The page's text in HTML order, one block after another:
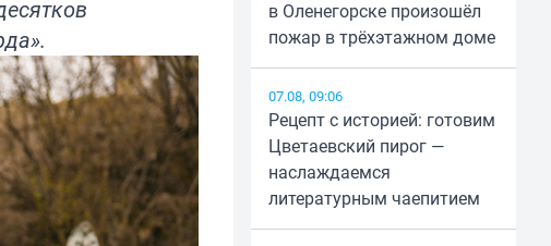
в Оленегорске произошёл
пожар в трёхэтажном доме
07.08, 09:06
Рецепт с историей: готовим
Цветаевский пирог —
наслаждаемся
литературным чаепитием